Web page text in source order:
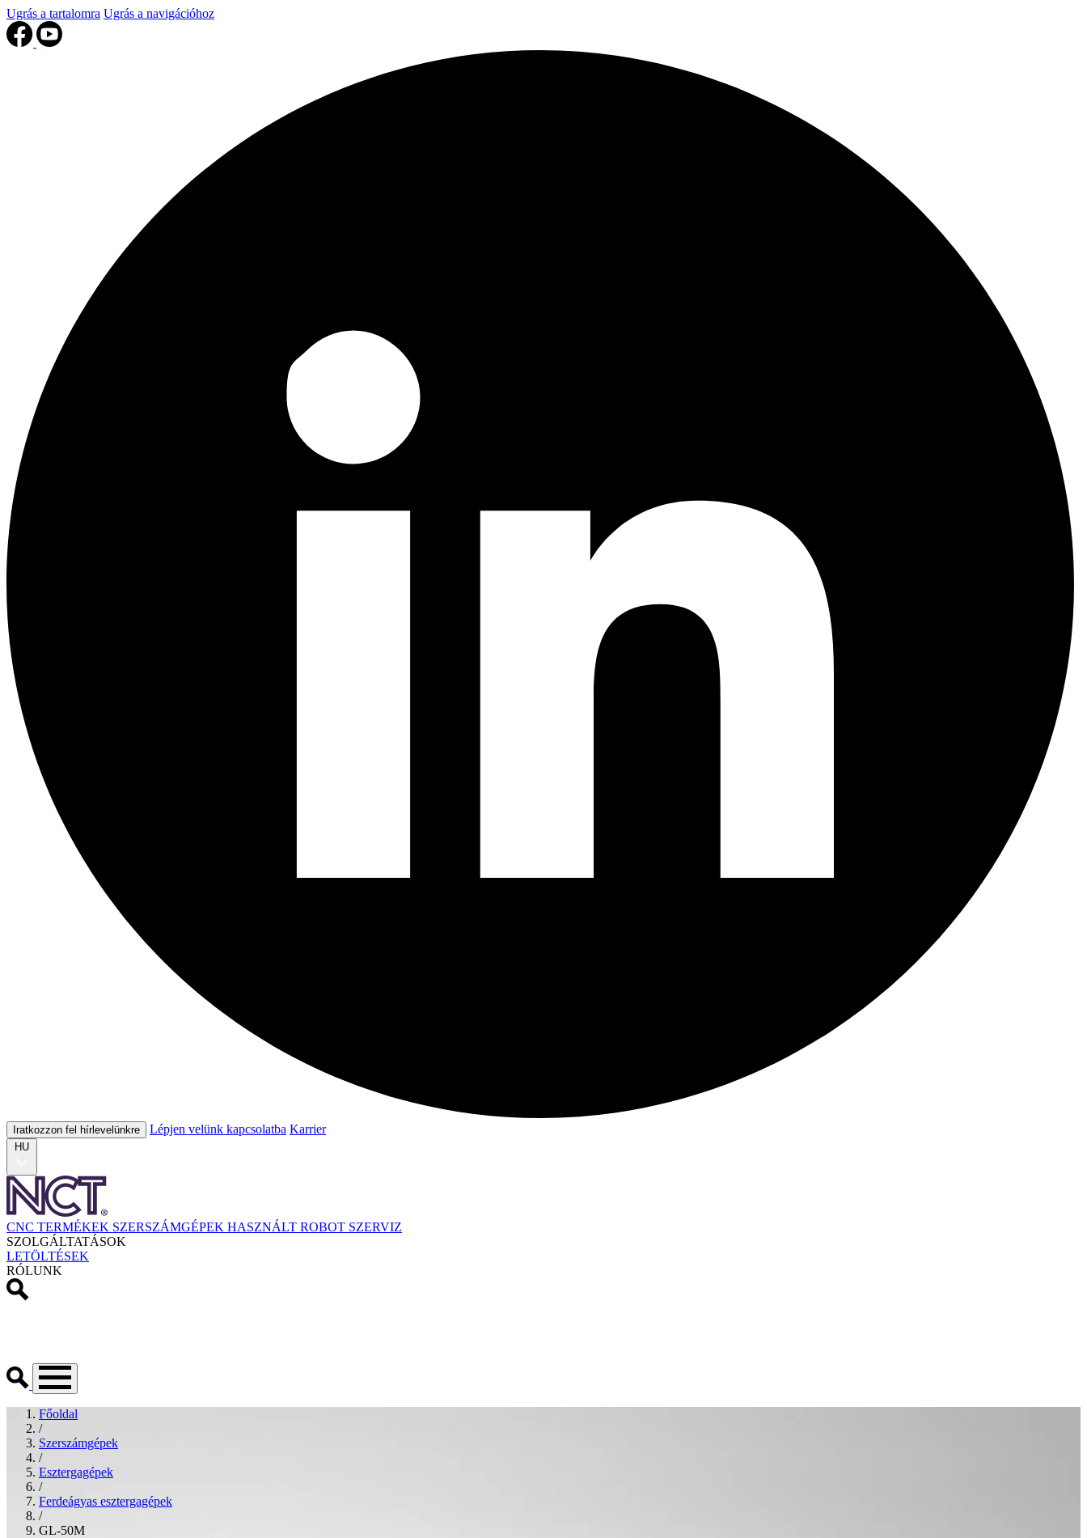
Ugrás a tartalomra Ugrás a navigációhoz
Iratkozzon fel hírlevelünkre Lépjen velünk kapcsolatba Karrier
HU
CNC TERMÉKEK SZERSZÁMGÉPEK HASZNÁLT ROBOT SZERVIZ
SZOLGÁLTATÁSOK
LETÖLTÉSEK
RÓLUNK
Főoldal
/
Szerszámgépek
/
Esztergagépek
/
Ferdeágyas esztergagépek
/
GL-50M